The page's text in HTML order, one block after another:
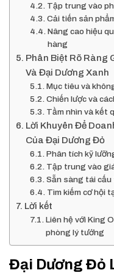
Tập trung vào
Cải tiến sản
Nâng cao hiệu
hàng
Phân Biệt Rõ Ràng
Và Đại Dương Xanh
Mục tiêu và
Chiến lược và
Tầm nhìn và kết
Lời Khuyên Để
Của Đại Dương Đỏ
Phân tích kỹ
Tập trung vào
Sẵn sàng tái
Tìm kiếm cơ hội
Lời kết
Liên hệ với King
phòng lý tưởng
Đại Dương Đỏ